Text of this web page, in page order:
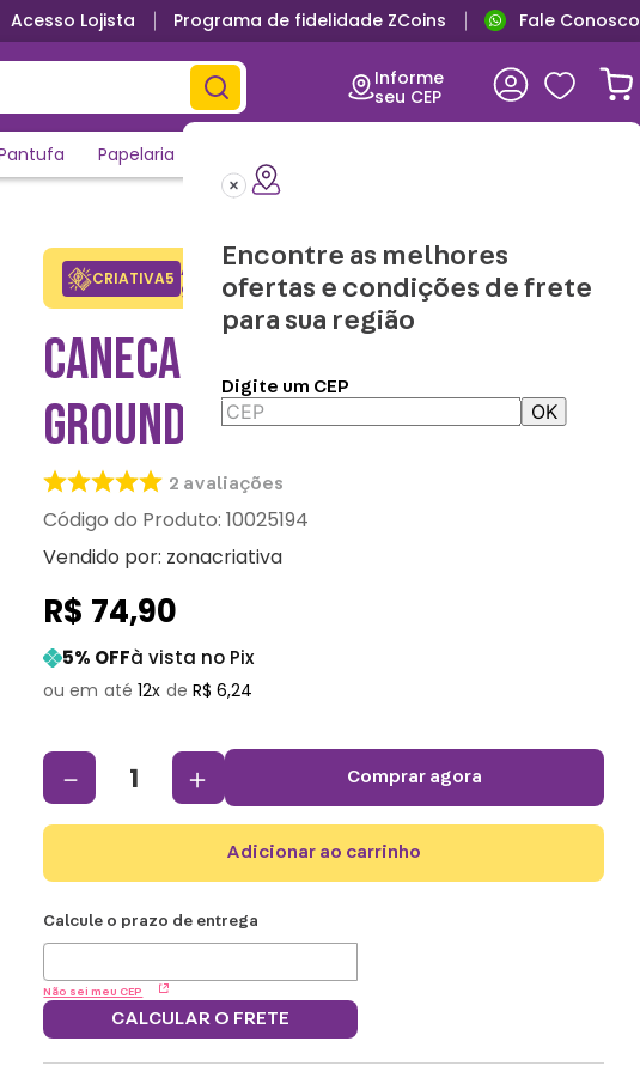
Acesso Lojista Programa de fidelidade ZCoins Fale Conosco
Informe
seu CEP
Encontre as melhores
ofertas e condições de frete
para sua região
Digite um CEP
OK
Papelaria
CRIATIVA5 Adicione o cupom no carrinho e
ganhe desconto na 1a compra.
Copiar
CANECA TOM PEANUTS
GROUNDS CREW
2 avaliações
:10025194
Vendido por: zonacriativa
R$ 74,90
5% OFFà vista no Pix
12 R$ 6,24
＋
－ comprar agora
adicionar ao carrinho
Não sei meu CEP
CALCULAR O FRETE